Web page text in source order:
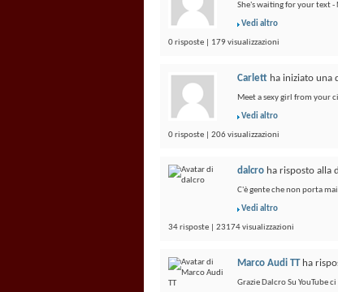
She's waiting for your text -
Vedi altro
0 risposte | 179 visualizzazioni
Carlett ha iniziato una
Meet a sexy girl from your
Vedi altro
0 risposte | 206 visualizzazioni
dalcro ha risposto alla
C'è gente che non porta
Vedi altro
34 risposte | 23174 visualizzazioni
Marco Audi TTha
Grazie Dalcro Su YouTube